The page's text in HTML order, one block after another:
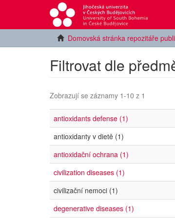
Domovská stránka repozitáře
Filtrovat dle
Zobrazují se záznamy 1-10 z 1
antioxidants defense (1)
antioxidanty v dietě (1)
antioxidační ochrana (1)
civilization diseases (1)
civilizační nemoci (1)
degenerative diseases (1)